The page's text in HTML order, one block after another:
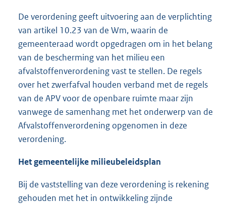
De verordening geeft uitvoering aan de verplichting
van artikel 10.23 van de Wm, waarin de
gemeenteraad wordt opgedragen om in het belang
van de bescherming van het milieu een
afvalstoffenverordening vast te stellen. De regels
over het zwerfafval houden verband met de regels
van de APV voor de openbare ruimte maar zijn
vanwege de samenhang met het onderwerp van de
Afvalstoffenverordening opgenomen in deze
verordening.
Het gemeentelijke milieubeleidsplan
Bij de vaststelling van deze verordening is rekening
gehouden met het in ontwikkeling zijnde